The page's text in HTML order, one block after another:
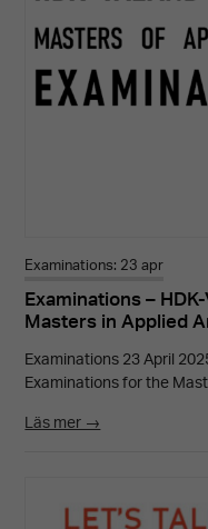
Examinations: 23 apr
Examinations –
Masters in Applied
Examinations 23 April
Examinations for the
Läs mer →